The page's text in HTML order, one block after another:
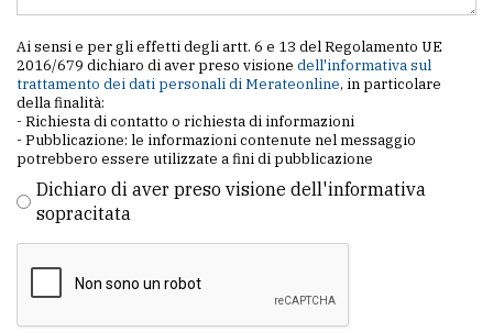
Ai sensi e per gli effetti degli artt. 6 e 13 del Regolamento UE
2016/679 dichiaro di aver preso visione dell'informativa sul
trattamento dei dati personali di Merateonline, in particolare
della finalità:
- Richiesta di contatto o richiesta di informazioni
- Pubblicazione: le informazioni contenute nel messaggio
potrebbero essere utilizzate a fini di pubblicazione
Dichiaro di aver preso visione dell'informativa
sopracitata